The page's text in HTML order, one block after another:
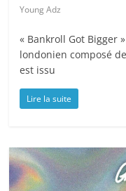
Young Adz
« Bankroll Got Bigger
londonien composé
est issu
Lire la suite